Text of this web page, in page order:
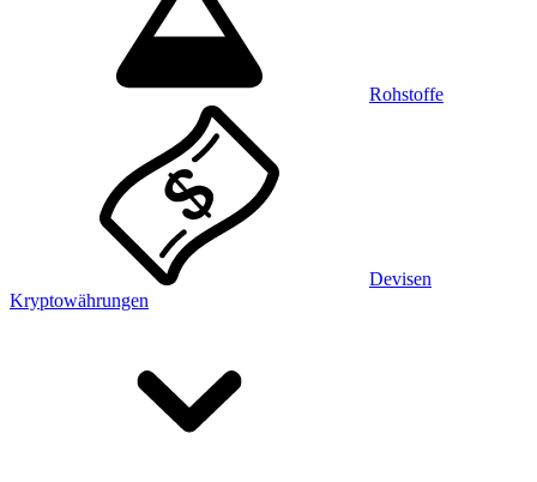
Rohstoffe
Devisen
Kryptowährungen